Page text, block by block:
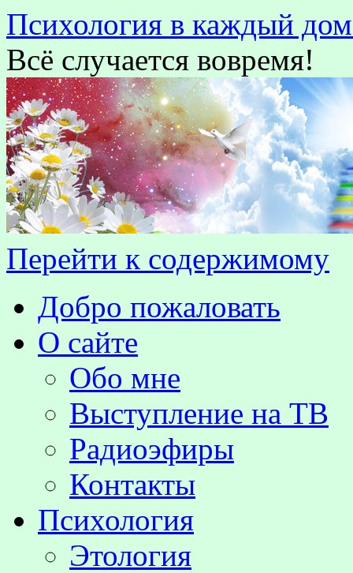
Психология в каждый
Всё случается вовремя!
Перейти к содержимому
Добро пожаловать
О сайте
Обо мне
Выступление на TВ
Радиоэфиры
Контакты
Психология
Этология